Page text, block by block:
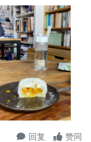
回复 赞同